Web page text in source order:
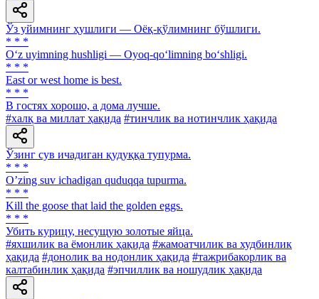
Ўз уйимнинг ҳушлиги — Оёқ-қўлимнинг бўшлиги.
* * *
O‘z uyimning hushligi — Oyoq-qo‘limning bo‘shligi.
* * *
East or west home is best.
* * *
В гостях хорошо, а дома лучше.
#халқ ва миллат ҳақида #тинчлик ва нотинчлик ҳақида
Ўзинг сув ичадиган қудуққа тупурма.
* * *
Oʼzing suv ichadigan quduqqa tupurma.
* * *
Kill the goose that laid the golden eggs.
* * *
Убить курицу, несущую золотые яйца.
#яхшилик ва ёмонлик ҳақида #жамоатчилик ва худбинлик
ҳақида #донолик ва нодонлик ҳақида #тажрибакорлик ва
калтабинлик ҳақида #эпчиллик ва ношудлик ҳақида